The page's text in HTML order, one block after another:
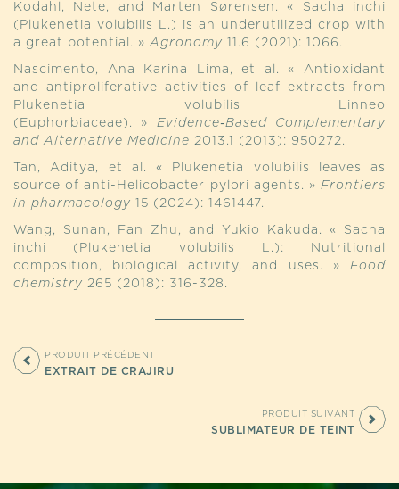
Kodahl, Nete, and Marten Sørensen. « Sacha inchi
(Plukenetia volubilis L.) is an underutilized crop with
a great potential. »Agronomy 11.6 (2021): 1066.
Nascimento, Ana Karina Lima, et al. « Antioxidant
and antiproliferative activities of leaf extracts from
Plukenetia volubilis Linneo
(Euphorbiaceae). » Evidence‐Based Complementary
and Alternative Medicine 2013.1 (2013): 950272.
Tan, Aditya, et al. « Plukenetia volubilis leaves as
source of anti-Helicobacter pylori agents. » Frontiers
in pharmacology 15 (2024): 1461447.
Wang, Sunan, Fan Zhu, and Yukio Kakuda. « Sacha
inchi (Plukenetia volubilis L.): Nutritional
composition, biological activity, and uses. » Food
chemistry 265 (2018): 316-328.
PRODUIT PRÉCÉDENT
EXTRAIT DE CRAJIRU
PRODUIT SUIVANT
SUBLIMATEUR DE TEINT